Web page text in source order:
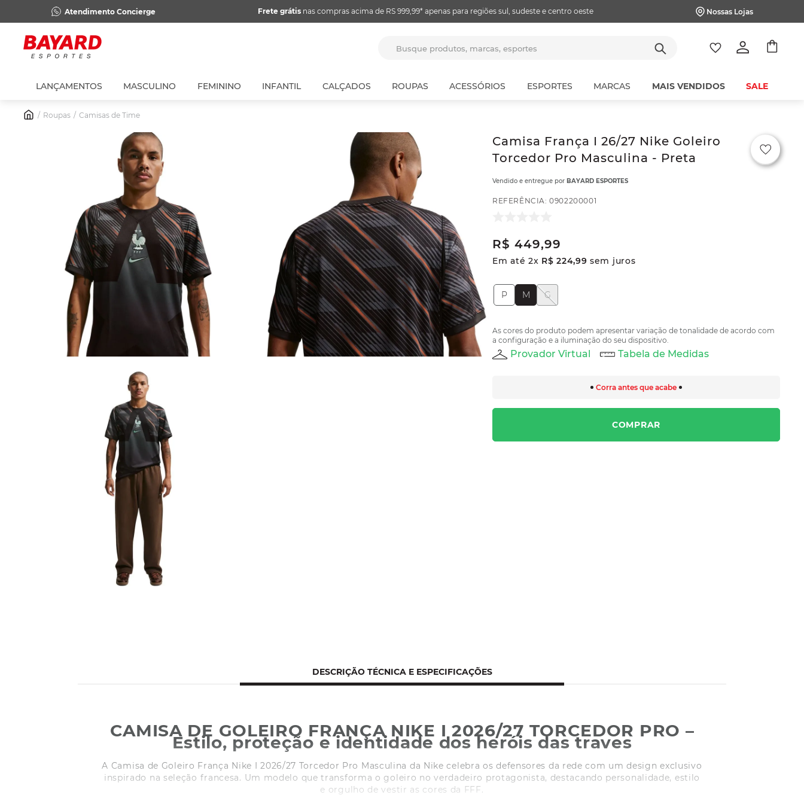
Atendimento Concierge Frete grátisnas compras acima de RS 999,99* apenas para regiões sul, sudeste e centro oeste Nossas Lojas
LANÇAMENTOS MASCULINO FEMININO INFANTIL CALÇADOS ROUPAS ACESSÓRIOS ESPORTES MARCAS MAIS VENDIDOS SALE
Roupas Camisas de Time
Camisa França I 26/27 Nike Goleiro
Torcedor Pro Masculina - Preta
Vendido e entregue por BAYARD ESPORTES
REFERÊNCIA:0902200001
R$ 449,99
Em até 2x R$ 224,99 sem juros
G
M
P
As cores do produto podem apresentar variação de tonalidade de acordo com
a configuração e a iluminação do seu dispositivo.
Provador Virtual Tabela de Medidas
Corra antes que acabe
COMPRAR
DESCRIÇÃO TÉCNICA E ESPECIFICAÇÕES
CAMISA DE GOLEIRO FRANÇA NIKE I 2026/27 TORCEDOR PRO –
Estilo, proteção e identidade dos heróis das traves
A Camisa de Goleiro França Nike I 2026/27 Torcedor Pro Masculina da Nike celebra os defensores da rede com um design exclusivo
inspirado na seleção francesa. Um modelo que transforma o goleiro no verdadeiro protagonista, destacando personalidade, estilo
e orgulho de vestir as cores da FFF.